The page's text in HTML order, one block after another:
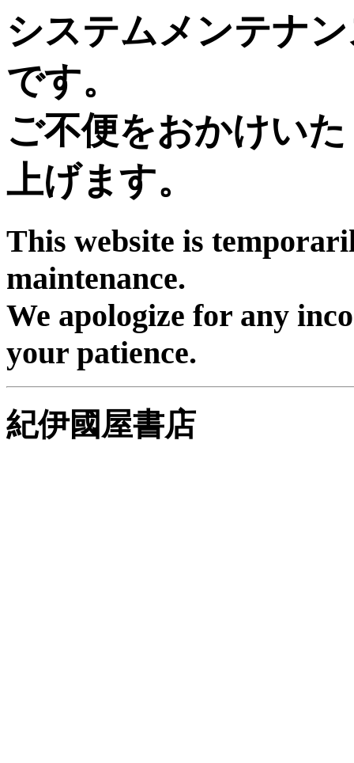
システムメンテナ
です。
ご不便をおかけい
上げます。
This website is
maintenance.
We apologize for any
your patience.
紀伊國屋書店